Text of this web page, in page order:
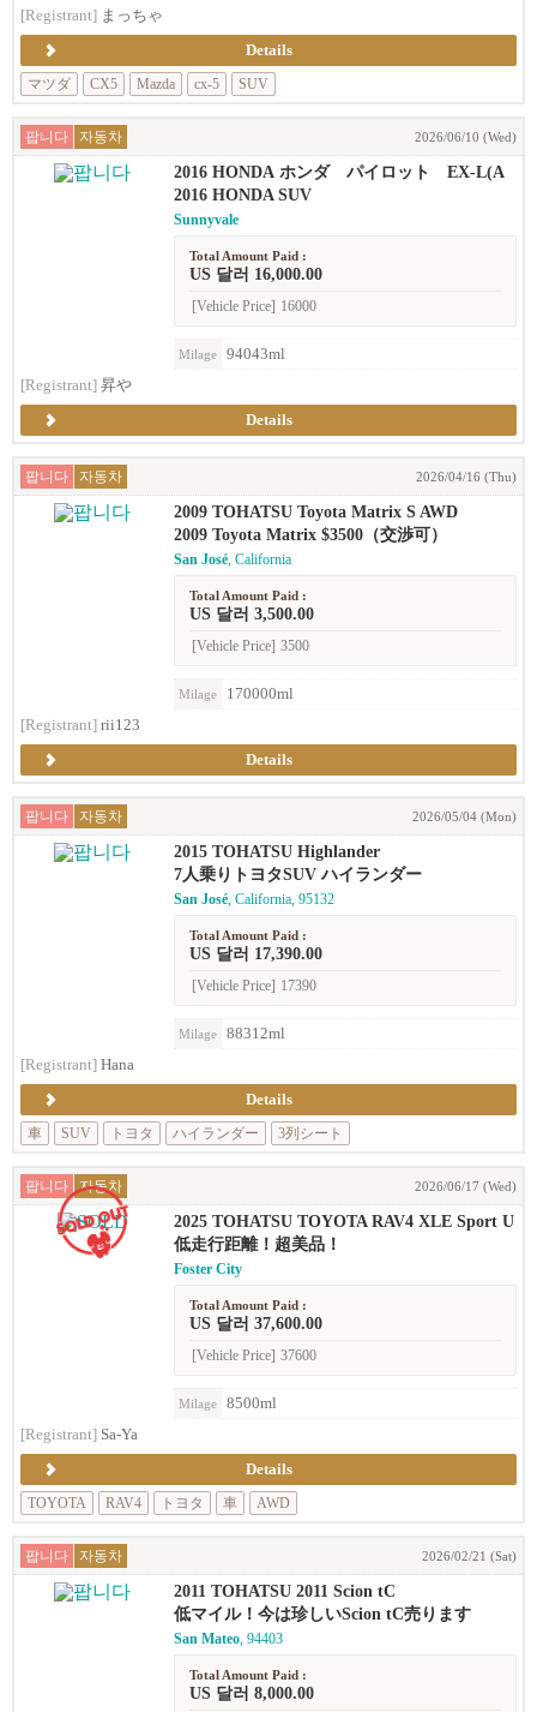
[Registrant] まっちゃ
Details
マツダ
CX5 Mazda cx-5 SUV
팝니다 자동차 2026/06/10 (Wed)
2016 HONDA ホンダ パイロット EX-L(A
WD)
2016 HONDA SUV
Sunnyvale
Total Amount Paid :
US 달러 16,000.00
[Vehicle Price] 16000
Milage
94043ml
[Registrant] 昇や
Details
팝니다 자동차 2026/04/16 (Thu)
2009 TOHATSU Toyota Matrix S AWD
2009 Toyota Matrix $3500（交渉可）
San José, California
Total Amount Paid :
US 달러 3,500.00
[Vehicle Price] 3500
Milage
170000ml
[Registrant] rii123
Details
팝니다 자동차 2026/05/04 (Mon)
2015 TOHATSU Highlander
7人乗りトヨタSUV ハイランダー
San José, California, 95132
Total Amount Paid :
US 달러 17,390.00
[Vehicle Price] 17390
Milage
88312ml
[Registrant] Hana
Details
車
SUV トヨタ ハイランダー 3列シート
팝니다 자동차 2026/06/17 (Wed)
2025 TOHATSU TOYOTA RAV4 XLE Sport U
tility 4D
低走行距離！超美品！
Foster City
Total Amount Paid :
US 달러 37,600.00
[Vehicle Price] 37600
Milage
8500ml
[Registrant] Sa-Ya
Details
TOYOTA
RAV4 トヨタ 車 AWD
팝니다 자동차 2026/02/21 (Sat)
2011 TOHATSU 2011 Scion tC
低マイル！今は珍しいScion tC売ります
San Mateo, 94403
Total Amount Paid :
US 달러 8,000.00